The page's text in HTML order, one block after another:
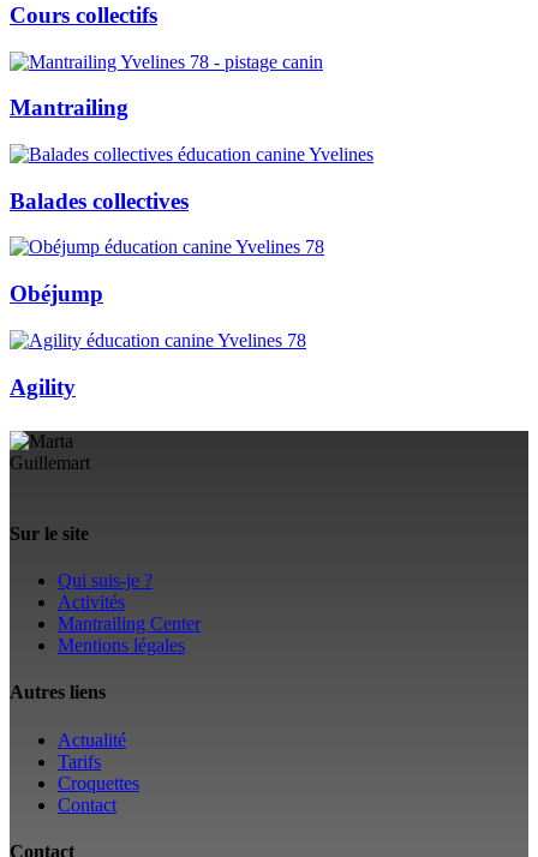
Cours collectifs
Mantrailing
Balades collectives
Obéjump
Agility
Sur le site
Qui suis-je ?
Activités
Mantrailing Center
Mentions légales
Autres liens
Actualité
Tarifs
Croquettes
Contact
Contact